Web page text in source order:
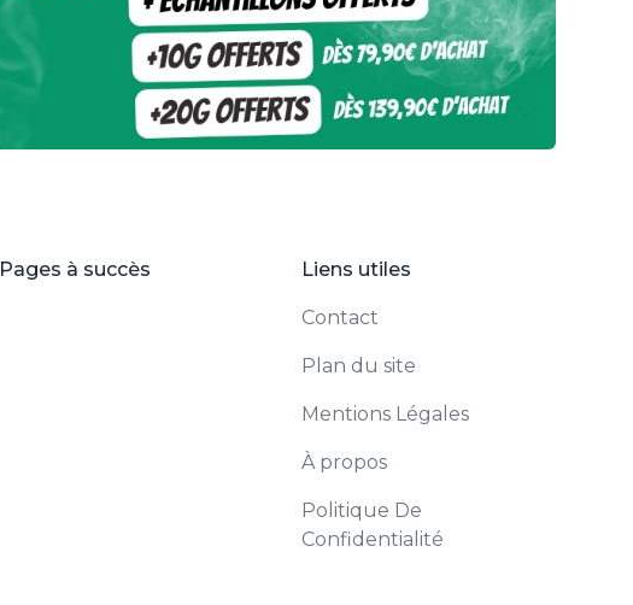
Pages à succès Liens utiles
Contact
Plan du site
Mentions Légales
À propos
Politique De
Confidentialité